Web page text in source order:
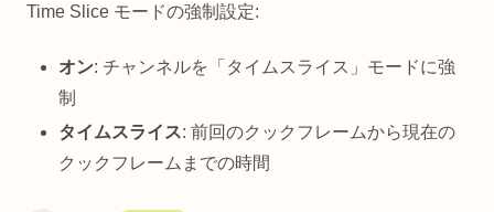
Time Slice モードの強制設定:
オン: チャンネルを「タイムスライス」モードに強
制
タイムスライス: 前回のクックフレームから現在の
クックフレームまでの時間